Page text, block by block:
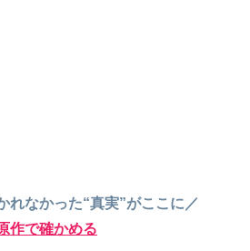
れなかった“真実”がここに／
作で確かめる